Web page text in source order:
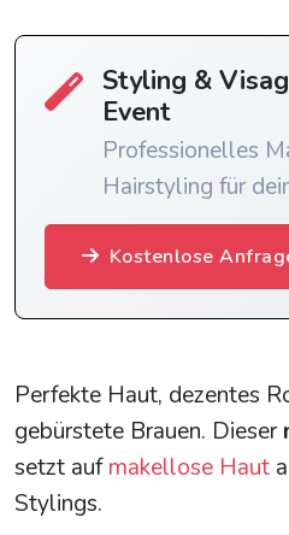
Styling &
Event
Professionelles
Hairstyling für
Kostenlose
Perfekte Haut, dezentes
gebürstete Brauen. Dieser
setzt aufmakellose Haut
Stylings.